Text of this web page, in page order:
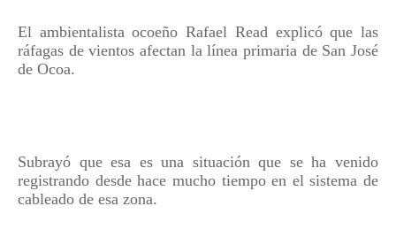
El ambientalista ocoeño Rafael Read explicó que las
ráfagas de vientos afectan la línea primaria de San José
de Ocoa.
Subrayó que esa es una situación que se ha venido
registrando desde hace mucho tiempo en el sistema de
cableado de esa zona.